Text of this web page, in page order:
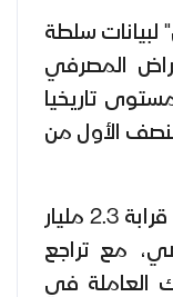
سلطة
المصرفي
تاريخيا
النصف الأول من
لكن الإقراض المصرفي تراجع إلى قرابة 2.3 مليار
مع تراجع
العاملة في